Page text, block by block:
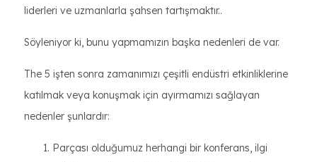
liderleri ve uzmanlarla şahsen tartışmaktır..
Söyleniyor ki, bunu yapmamızın başka nedenleri de var.
The 5 işten sonra zamanımızı çeşitli endüstri etkinliklerine
katılmak veya konuşmak için ayırmamızı sağlayan
nedenler şunlardır:
Parçası olduğumuz herhangi bir konferans, ilgi